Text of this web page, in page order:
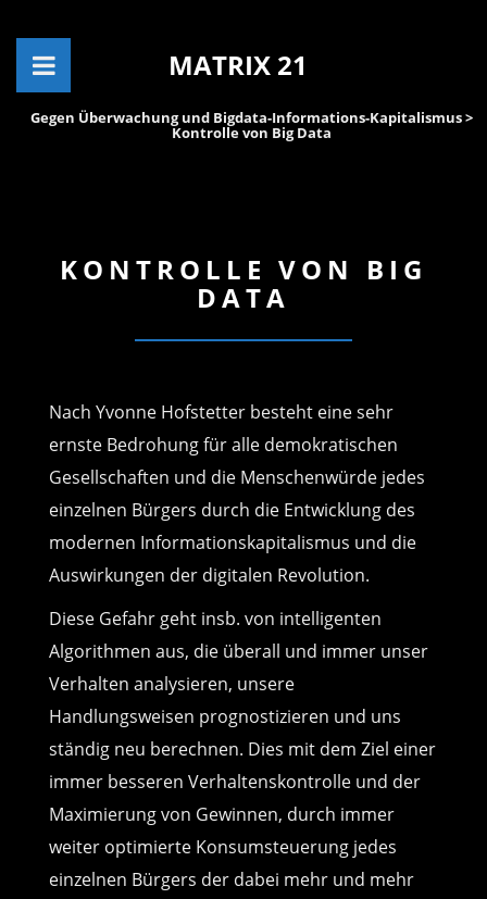
MATRIX 21
Gegen Überwachung und Bigdata-Informations-Kapitalismus>
Kontrolle von Big Data
KONTROLLE VON BIG
DATA
Nach Yvonne Hofstetter besteht eine sehr
ernste Bedrohung für alle demokratischen
Gesellschaften und die Menschenwürde jedes
einzelnen Bürgers durch die Entwicklung des
modernen Informationskapitalismus und die
Auswirkungen der digitalen Revolution.
Diese Gefahr geht insb. von intelligenten
Algorithmen aus, die überall und immer unser
Verhalten analysieren, unsere
Handlungsweisen prognostizieren und uns
ständig neu berechnen. Dies mit dem Ziel einer
immer besseren Verhaltenskontrolle und der
Maximierung von Gewinnen, durch immer
weiter optimierte Konsumsteuerung jedes
einzelnen Bürgers der dabei mehr und mehr